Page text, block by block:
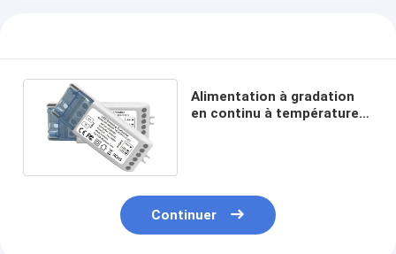
Alimentation à gradation
en continu à température
Continuer